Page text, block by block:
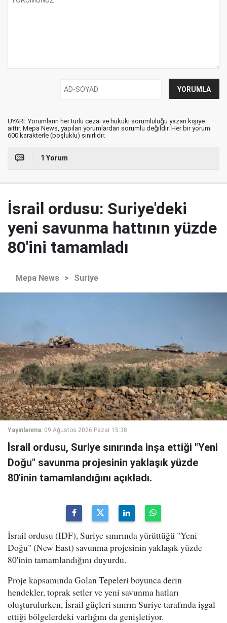
UYARI: Yorumların her türlü cezai ve hukuki sorumluluğu yazan kişiye
aittir. Mepa News, yapılan yorumlardan sorumlu değildir. Her bir yorum
600 karakterle (boşluklu) sınırlıdır.
1 Yorum
İsrail ordusu: Suriye'deki
yeni savunma hattının yüzde
80'ini tamamladı
Mepa News > Suriye
Yayınlanma: 09 Ağustos 2026 Pazar 15:38
İsrail ordusu, Suriye sınırında inşa ettiği "Yeni
Doğu" savunma projesinin yaklaşık yüzde
80'inin tamamlandığını açıkladı.
İsrail ordusu (IDF), Suriye sınırında yürüttüğü "Yeni
Doğu" (New East) savunma projesinin yaklaşık yüzde
80'inin tamamlandığını duyurdu.
Proje kapsamında Golan Tepeleri boyunca derin
hendekler, toprak setler ve yeni savunma hatları
oluşturulurken, İsrail güçleri sınırın Suriye tarafında işgal
ettiği bölgelerdeki varlığını da genişletiyor.